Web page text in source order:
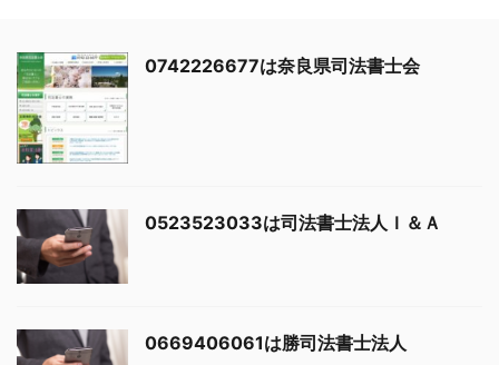
0742226677は奈良県司法書士会
0523523033は司法書士法人Ｉ＆Ａ
0669406061は勝司法書士法人